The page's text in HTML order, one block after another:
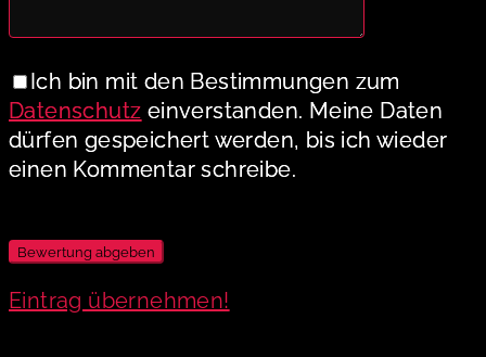
Ich bin mit den Bestimmungen zum
Datenschutz einverstanden. Meine Daten
dürfen gespeichert werden, bis ich wieder
einen Kommentar schreibe.
Eintrag übernehmen!